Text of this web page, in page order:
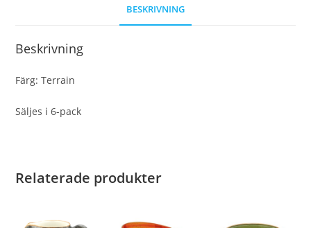
BESKRIVNING
Beskrivning
Färg: Terrain
Säljes i 6-pack
Relaterade produkter